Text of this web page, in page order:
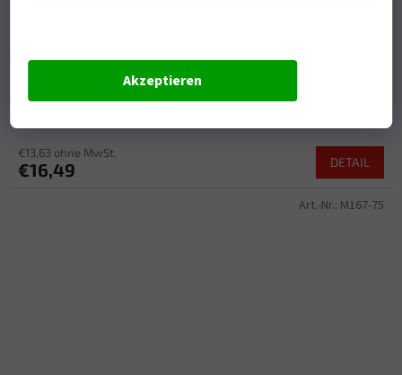
Akzeptieren
€13,63 ohne MwSt.
€16,49 DETAIL
Art.-Nr.: M167-75